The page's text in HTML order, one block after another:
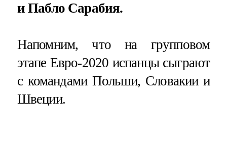
и Пабло Сарабия.
Напомним, что на групповом
этапе Евро-2020 испанцы сыграют
с командами Польши, Словакии и
Швеции.